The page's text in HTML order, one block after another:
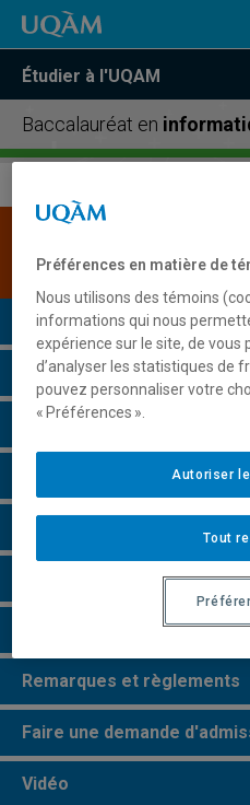
Étudier à l'UQAM
Baccalauréat en
disponible.Cliquez
Présentation du
Conditions d'admission
Cours à suivre et horaires
Grille de cheminement
Perspectives
ecycles
Remarques et règlements
Faire une demande
Vidéo
Préférences en matière de
Nous utilisons des témoins
informations qui nous
expérience sur le site, de vous
d’analyser les statistiques de
pouvez personnaliser votre
« Préférences ».
Tout
Autoriser